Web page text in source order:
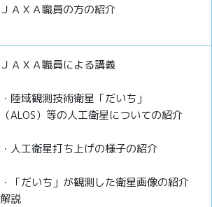
ＪＡＸＡ職員の方の紹介
ＪＡＸＡ職員による講義
・陸域観測技術衛星「だいち」
（ALOS）等の人工衛星についての紹介
・人工衛星打ち上げの様子の紹介
・「だいち」が観測した衛星画像の紹介
解説